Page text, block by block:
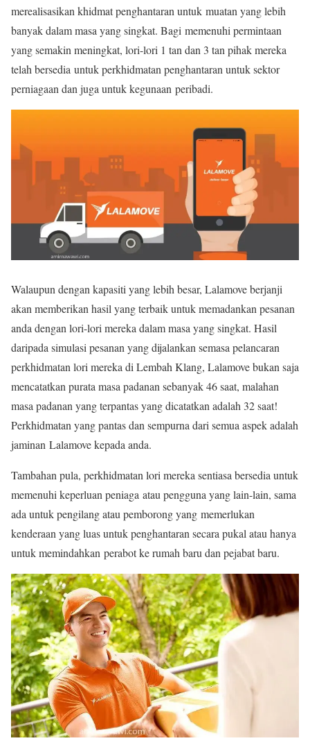
merealisasikan khidmat penghantaran untuk muatan yang lebih
banyak dalam masa yang singkat. Bagi memenuhi permintaan
yang semakin meningkat, lori-lori 1 tan dan 3 tan pihak mereka
telah bersedia untuk perkhidmatan penghantaran untuk sektor
perniagaan dan juga untuk kegunaan peribadi.
Walaupun dengan kapasiti yang lebih besar, Lalamove berjanji
akan memberikan hasil yang terbaik untuk memadankan pesanan
anda dengan lori-lori mereka dalam masa yang singkat. Hasil
daripada simulasi pesanan yang dijalankan semasa pelancaran
perkhidmatan lori mereka di Lembah Klang, Lalamove bukan saja
mencatatkan purata masa padanan sebanyak 46 saat, malahan
masa padanan yang terpantas yang dicatatkan adalah 32 saat!
Perkhidmatan yang pantas dan sempurna dari semua aspek adalah
jaminan Lalamove kepada anda.
Tambahan pula, perkhidmatan lori mereka sentiasa bersedia untuk
memenuhi keperluan peniaga atau pengguna yang lain-lain, sama
ada untuk pengilang atau pemborong yang memerlukan
kenderaan yang luas untuk penghantaran secara pukal atau hanya
untuk memindahkan perabot ke rumah baru dan pejabat baru.